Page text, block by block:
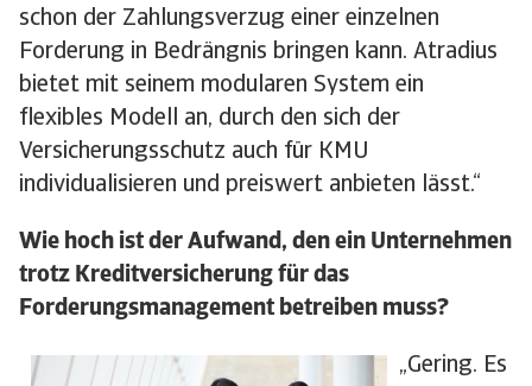
schon der Zahlungsverzug einer einzelnen
Forderung in Bedrängnis bringen kann. Atradius
bietet mit seinem modularen System ein
flexibles Modell an, durch den sich der
Versicherungsschutz auch für KMU
individualisieren und preiswert anbieten lässt.“
Wie hoch ist der Aufwand, den ein Unternehmen
trotz Kreditversicherung für das
Forderungsmanagement betreiben muss?
„Gering. Es